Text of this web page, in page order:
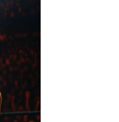
Прогноз на бой
Арнольд Аллен на